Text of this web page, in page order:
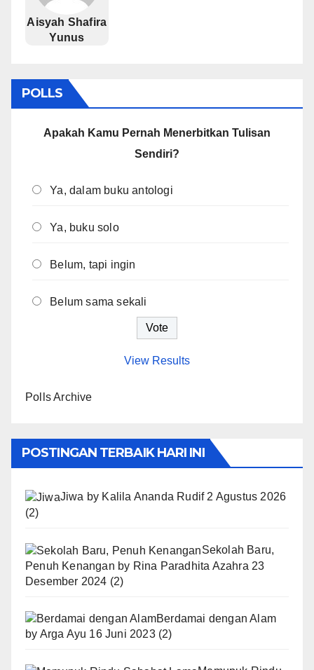
Aisyah Shafira
Yunus
POLLS
Apakah Kamu Pernah Menerbitkan Tulisan
Sendiri?
Ya, dalam buku antologi
Ya, buku solo
Belum, tapi ingin
Belum sama sekali
View Results
Polls Archive
POSTINGAN TERBAIK HARI INI
Jiwa by Kalila Ananda Rudif 2 Agustus 2026
(2)
Sekolah Baru,
Penuh Kenangan by Rina Paradhita Azahra 23
Desember 2024 (2)
Berdamai dengan Alam
by Arga Ayu 16 Juni 2023 (2)